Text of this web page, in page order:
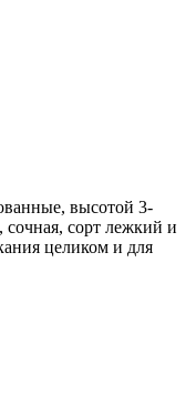
высотой 3-
сочная, сорт лежкий и
целиком и для